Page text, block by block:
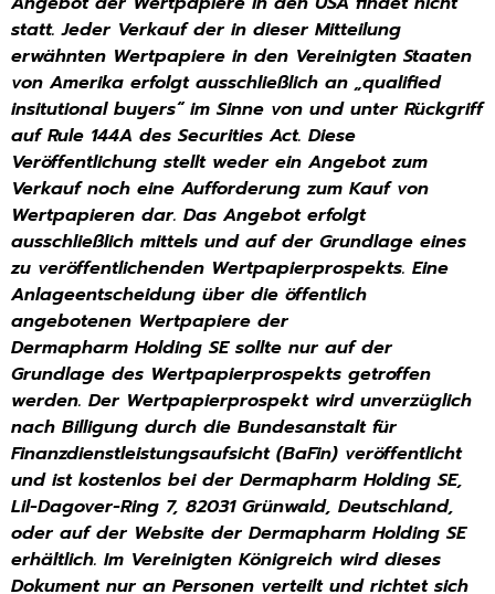
statt. Jeder Verkauf der in dieser Mitteilung
erwähnten Wertpapiere in den Vereinigten Staaten
von Amerika erfolgt ausschließlich an „qualified
insitutional buyers“ im Sinne von und unter Rückgriff
auf Rule 144A des Securities Act. Diese
Veröffentlichung stellt weder ein Angebot zum
Verkauf noch eine Aufforderung zum Kauf von
Wertpapieren dar. Das Angebot erfolgt
ausschließlich mittels und auf der Grundlage eines
zu veröffentlichenden Wertpapierprospekts. Eine
Anlageentscheidung über die öffentlich
angebotenen Wertpapiere der
Dermapharm Holding SE sollte nur auf der
Grundlage des Wertpapierprospekts getroffen
werden. Der Wertpapierprospekt wird unverzüglich
nach Billigung durch die Bundesanstalt für
Finanzdienstleistungsaufsicht (BaFin) veröffentlicht
und ist kostenlos bei der Dermapharm Holding SE,
Lil-Dagover-Ring 7, 82031 Grünwald, Deutschland,
oder auf der Website der Dermapharm Holding SE
erhältlich. Im Vereinigten Königreich wird dieses
Dokument nur an Personen verteilt und richtet sich